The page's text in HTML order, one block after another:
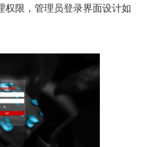
限，管理员登录界面设计如